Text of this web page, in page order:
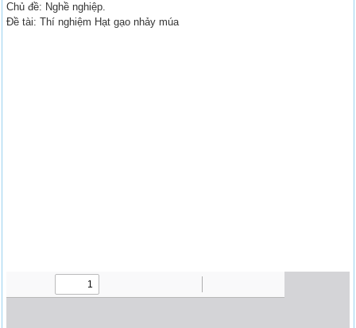
Chủ đề: Nghề nghiệp.
Đề tài: Thí nghiệm Hạt gạo nhảy múa